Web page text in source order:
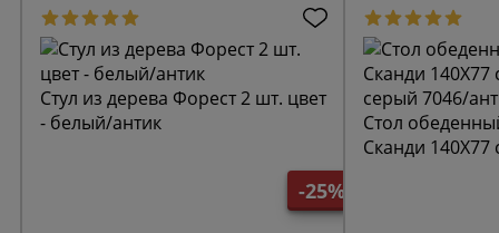
-25%
Стул из дерева Форест 2 шт. цвет
- белый/антик
Стол
Сканди 140Х77